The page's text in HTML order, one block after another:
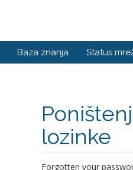
Baza znanja Status
lozinke
Forgotten your